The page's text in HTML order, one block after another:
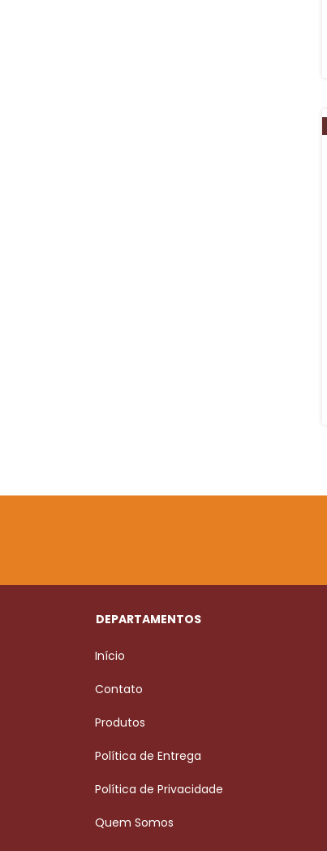
DEPARTAMENTOS
Início
Contato
Produtos
Política de Entrega
Política de Privacidade
Quem Somos